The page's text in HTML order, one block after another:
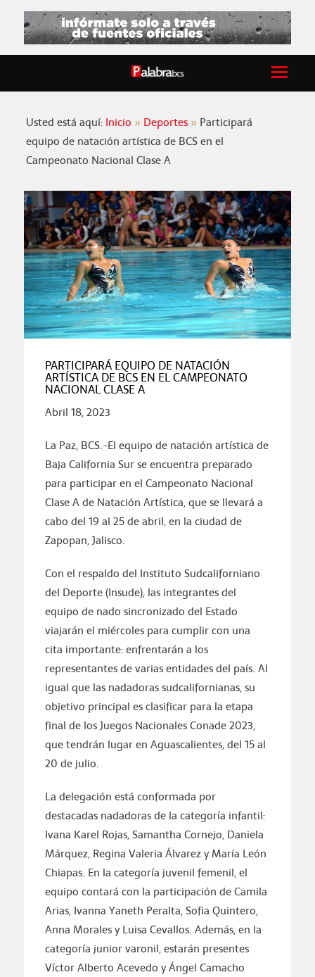
Usted está aquí: Inicio Deportes
Participará
equipo de natación artística de BCS en el
Campeonato Nacional Clase A
PARTICIPARÁ EQUIPO DE NATACIÓN
ARTÍSTICA DE BCS EN EL CAMPEONATO
NACIONAL CLASE A
Abril 18, 2023
La Paz, BCS.-El equipo de natación artística de
Baja California Sur se encuentra preparado
para participar en el Campeonato Nacional
Clase A de Natación Artística, que se llevará a
cabo del 19 al 25 de abril, en la ciudad de
Zapopan, Jalisco.
Con el respaldo del Instituto Sudcaliforniano
del Deporte (Insude), las integrantes del
equipo de nado sincronizado del Estado
viajarán el miércoles para cumplir con una
cita importante: enfrentarán a los
representantes de varias entidades del país. Al
igual que las nadadoras sudcalifornianas, su
objetivo principal es clasificar para la etapa
final de los Juegos Nacionales Conade 2023,
que tendrán lugar en Aguascalientes, del 15 al
20 de julio.
La delegación está conformada por
destacadas nadadoras de la categoría infantil:
Ivana Karel Rojas, Samantha Cornejo, Daniela
Márquez, Regina Valeria Álvarez y María León
Chiapas. En la categoría juvenil femenil, el
equipo contará con la participación de Camila
Arias, Ivanna Yaneth Peralta, Sofia Quintero,
Anna Morales y Luisa Cevallos. Además, en la
categoría junior varonil, estarán presentes
Víctor Alberto Acevedo y Ángel Camacho